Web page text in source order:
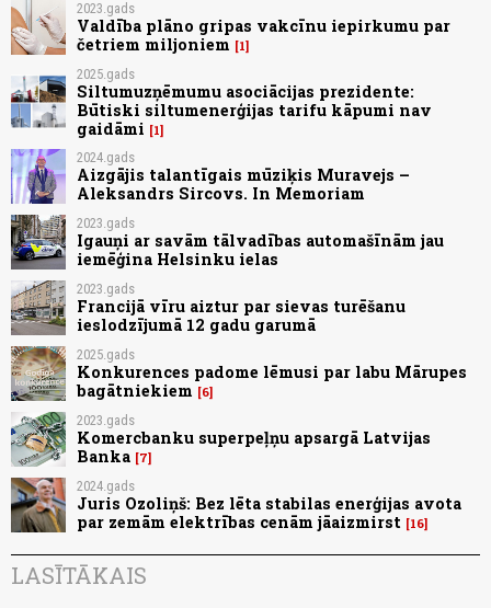
2023.gads
Valdība plāno gripas vakcīnu iepirkumu par
četriem miljoniem
1
2025.gads
Siltumuzņēmumu asociācijas prezidente:
Būtiski siltumenerģijas tarifu kāpumi nav
gaidāmi
1
2024.gads
Aizgājis talantīgais mūziķis Muravejs –
Aleksandrs Sircovs. In Memoriam
2023.gads
Igauņi ar savām tālvadības automašīnām jau
iemēģina Helsinku ielas
2023.gads
Francijā vīru aiztur par sievas turēšanu
ieslodzījumā 12 gadu garumā
2025.gads
Konkurences padome lēmusi par labu Mārupes
bagātniekiem
6
2023.gads
Komercbanku superpeļņu apsargā Latvijas
Banka 7
2024.gads
Juris Ozoliņš: Bez lēta stabilas enerģijas avota
par zemām elektrības cenām jāaizmirst 16
LASĪTĀKAIS